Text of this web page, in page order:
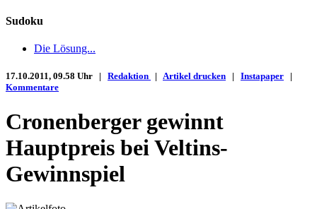
Sudoku
Die Lösung...
17.10.2011, 09.58 Uhr | Redaktion | Artikel drucken | Instapaper |
Kommentare
Cronenberger gewinnt
Hauptpreis bei Veltins-
Gewinnspiel